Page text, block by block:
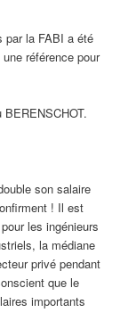
par la FABI a été
référence pour
BERENSCHOT.
son salaire
! Il est
les ingénieurs
la médiane
privé pendant
que le
importants